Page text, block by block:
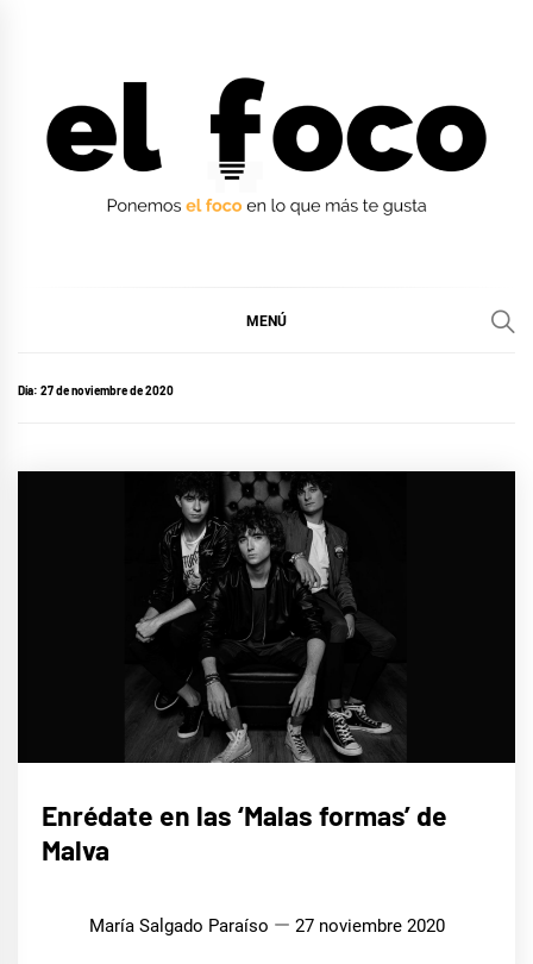
MENÚ
Día: 27 de noviembre de 2020
Enrédate en las ‘Malas formas’ de
Malva
María Salgado Paraíso 27 noviembre 2020